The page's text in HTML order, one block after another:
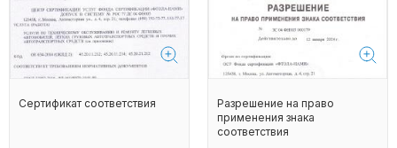
Сертификат соответствия
Разрешение на право
применения знака
соответствия